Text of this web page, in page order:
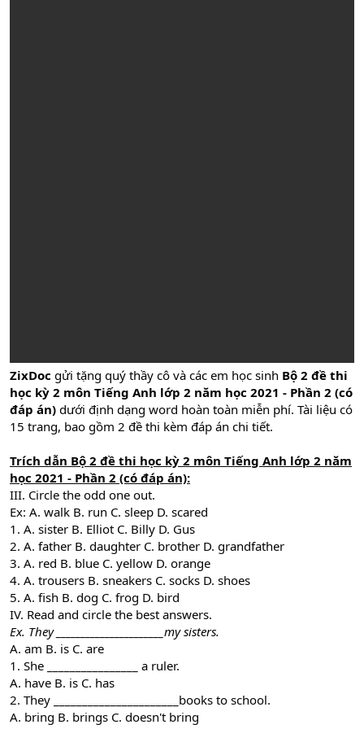
ZixDoc gửi tặng quý thầy cô và các em học sinh Bộ 2 đề thi
học kỳ 2 môn Tiếng Anh lớp 2 năm học 2021 - Phần 2 (có
đáp án) dưới định dạng word hoàn toàn miễn phí. Tài liệu có
15 trang, bao gồm 2 đề thi kèm đáp án chi tiết.
Trích dẫn Bộ 2 đề thi học kỳ 2 môn Tiếng Anh lớp 2 năm
học 2021 - Phần 2 (có đáp án):
III. Circle the odd one out.
Ex: A. walk B. run C. sleep D. scared
1. A. sister B. Elliot C. Billy D. Gus
2. A. father B. daughter C. brother D. grandfather
3. A. red B. blue C. yellow D. orange
4. A. trousers B. sneakers C. socks D. shoes
5. A. fish B. dog C. frog D. bird
IV. Read and circle the best answers.
Ex. They ______________________my sisters.
A. am B. is C. are
1. She ________________ a ruler.
A. have B. is C. has
2. They ______________________books to school.
A. bring B. brings C. doesn't bring